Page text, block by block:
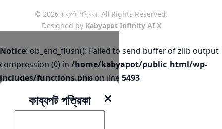
© 2026 কাব্যপট পত্রিকা. All Rights Reserved.
Designed by Kabyapot Infinity AI X
×
কাব্যপট পত্রিকা
Notice: ob_end_flush(): Failed to send buffer of zlib output
compression (0) in /home/kabyapot/public_html/wp-
includes/functions.php on line5493